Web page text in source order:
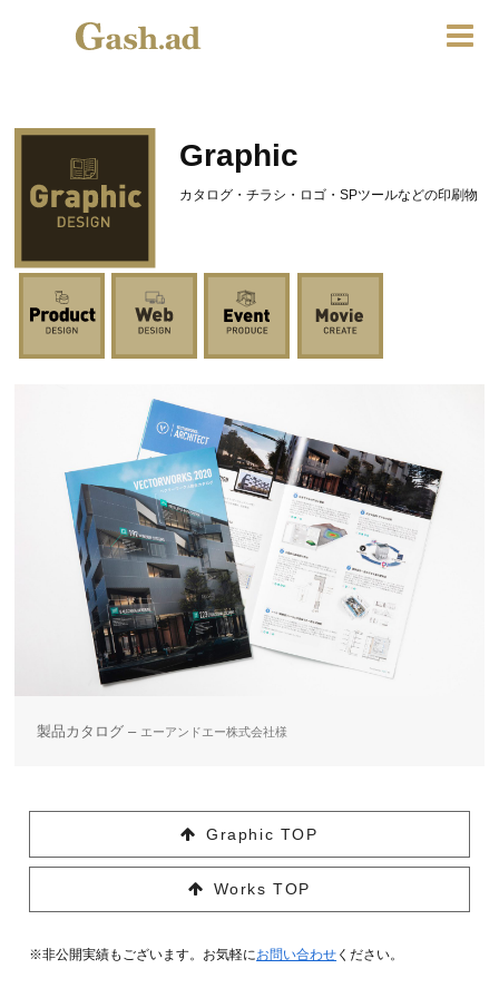
Graphic
カタログ・チラシ・ロゴ・SPツールなどの印刷物
製品カタログ – エーアンドエー株式会社様
Graphic TOP
Works TOP
※非公開実績もございます。お気軽にお問い合わせ ください。